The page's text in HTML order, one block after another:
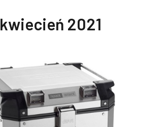
kwiecień 2021